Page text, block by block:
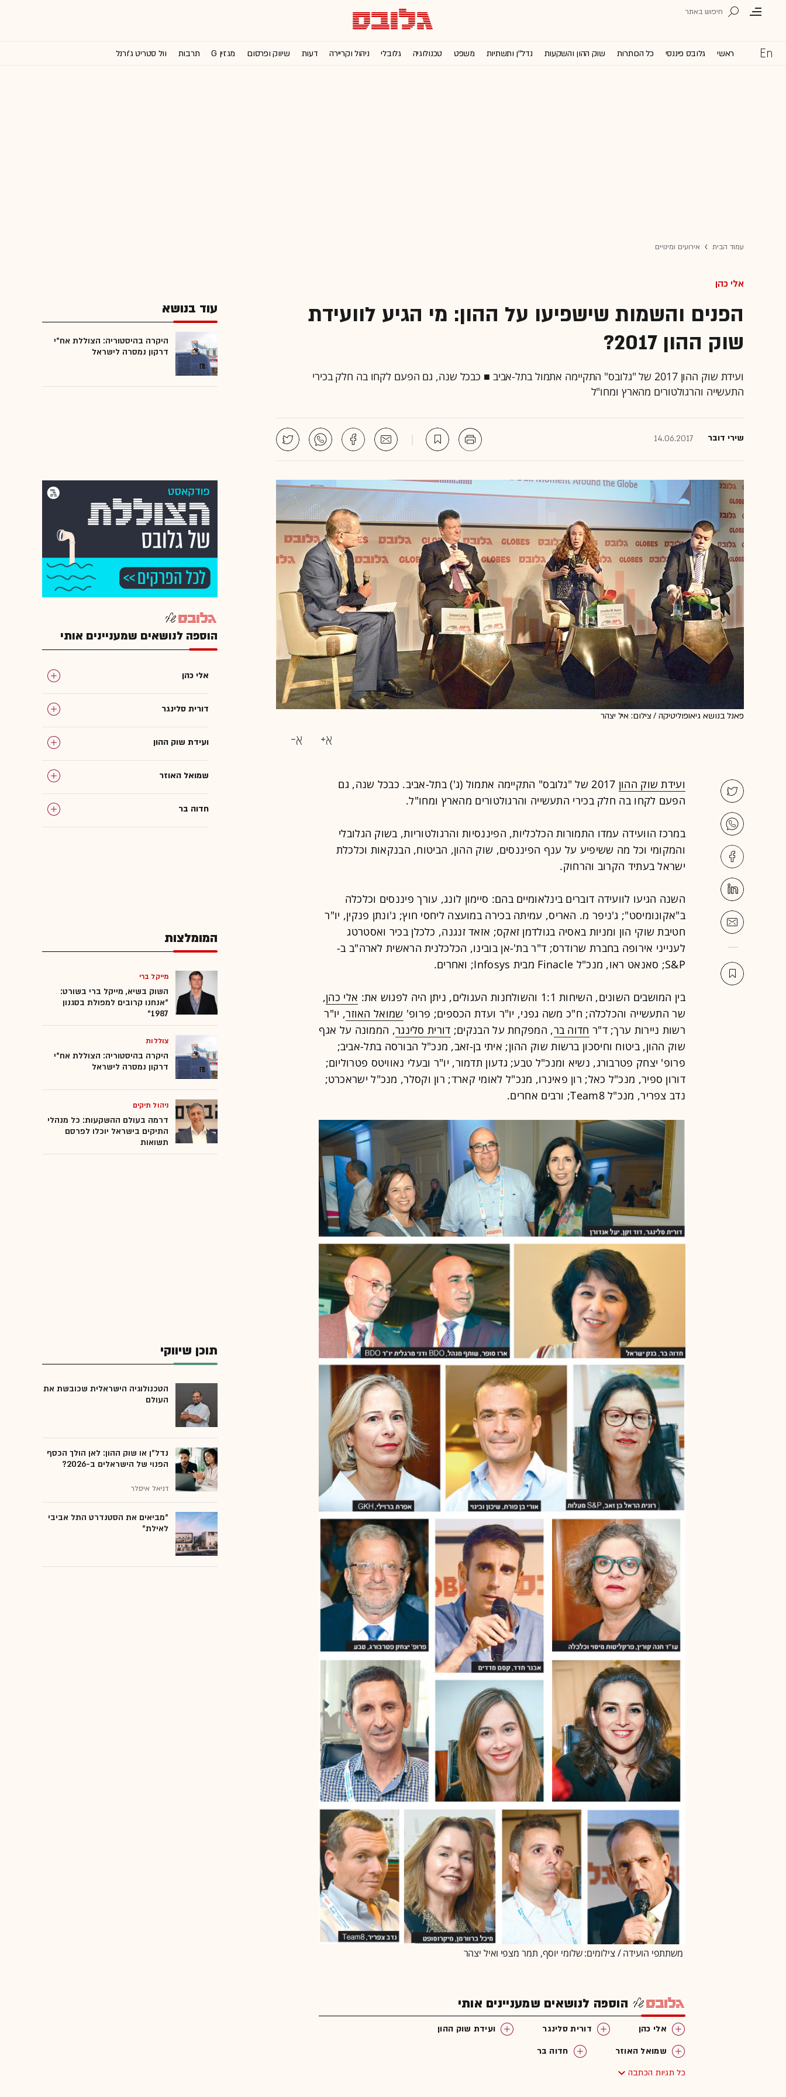
ראשי גלובס פיננסי כל הכותרות שוק ההון והשקעות נדל''ן ותשתיות משפט טכנולוגיה גלובלי ניהול וקריירה דעות שיווק ופרסום מגזין G תרבות וול סטריט ג'ורנל
עמוד הבית אירועים ומינויים
אלי כהן
הפנים והשמות שישפיעו על ההון: מי הגיע לוועידת
שוק ההון 2017?
ועידת שוק ההון 2017 של "גלובס" התקיימה אתמול בתל-אביב ■ כבכל שנה, גם הפעם לקחו בה חלק בכירי
התעשייה והרגולטורים מהארץ ומחו"ל
שירי דובר 14.06.2017
פאנל בנושא גיאופוליטיקה / צילום: איל יצהר
ועידת שוק ההון
2017 של "גלובס" התקיימה אתמול (ג') בתל-אביב. כבכל שנה, גם
הפעם לקחו בה חלק בכירי התעשייה והרגולטורים מהארץ ומחו"ל.
במרכז הוועידה עמדו התמורות הכלכליות, הפיננסיות והרגולטוריות, בשוק הגלובלי
והמקומי וכל מה ששיפיע על ענף הפיננסים, שוק ההון, הביטוח, הבנקאות וכלכלת
ישראל בעתיד הקרוב והרחוק.
השנה הגיעו לוועידה דוברים בינלאומיים בהם: סיימון לונג, עורך פיננסים וכלכלה
ב"אקונומיסט"; ג'ניפר מ. האריס, עמיתה בכירה במועצה ליחסי חוץ; ג'ונתן פנקין, יו"ר
חטיבת שוקי הון ומניות באסיה בגולדמן זאקס; אזאד זנגנה, כלכלן בכיר ואסטרטג
לענייני אירופה בחברת שרודרס; ד"ר בת'-אן בובינו, הכלכלנית הראשית לארה"ב ב-
S&P; סאנאט ראו, מנכ"ל Finacle מבית Infosys; ואחרים.
בין המושבים השונים, השיחות 1:1 והשולחנות העגולים, ניתן היה לפגוש את: אלי כהן,
שר התעשייה והכלכלה; ח"כ משה גפני, יו"ר ועדת הכספים; פרופ' שמואל האוזר, יו"ר
רשות ניירות ערך; ד"ר חדוה בר, המפקחת על הבנקים; דורית סלינגר, הממונה על אגף
שוק ההון, ביטוח וחיסכון ברשות שוק ההון; איתי בן-זאב, מנכ"ל הבורסה בתל-אביב;
פרופ' יצחק פטרבורג, נשיא ומנכ"ל טבע; גדעון תדמור, יו"ר ובעלי נאוויטס פטרוליום;
דורון ספיר, מנכ"ל כאל; רון פאינרו, מנכ"ל לאומי קארד; רון וקסלר, מנכ"ל ישראכרט;
נדב צפריר, מנכ"ל Team8; ורבים אחרים.
משתתפי הועידה / צילומים: שלומי יוסף, תמר מצפי ואיל יצהר
הוספה לנושאים שמעניינים אותי
אלי כהן דורית סלינגר
ועידת שוק ההון
שמואל האוזר
חדוה בר
כל תגיות הכתבה
עוד בנושא
היקרה בהיסטוריה: הצוללת אח"י
דרקון נמסרה לישראל
הוספה לנושאים שמעניינים אותי
אלי כהן
דורית סלינגר
ועידת שוק ההון
שמואל האוזר
חדוה בר
המומלצות
מייקל ברי
השוק בשיא, מייקל ברי בשורט:
"אנחנו קרובים למפולת בסגנון
1987"
צוללות
היקרה בהיסטוריה: הצוללת אח"י
דרקון נמסרה לישראל
ניהול תיקים
דרמה בעולם ההשקעות: כל מנהלי
התיקים בישראל יוכלו לפרסם
תשואות
תוכן שיווקי
הטכנולוגיה הישראלית שכובשת את
העולם
נדל"ן או שוק ההון: לאן הולך הכסף
הפנוי של הישראלים ב-2026?
דניאל איסלר
"מביאים את הסטנדרט התל אביבי
לאילת"